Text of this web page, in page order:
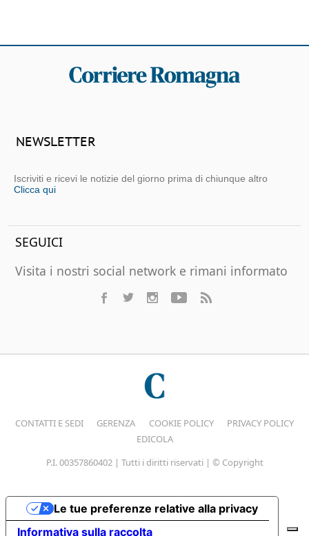
NEWSLETTER
Iscriviti e ricevi le notizie del giorno prima di chiunque altro
Clicca qui
SEGUICI
Visita i nostri social network e rimani informato
CONTATTI E SEDI GERENZA COOKIE POLICY
PRIVACY POLICY
EDICOLA
P.I. 00357860402 | Tutti i diritti riservati | © Copyright
Informativa sulla raccolta
Le tue preferenze relative alla privacy